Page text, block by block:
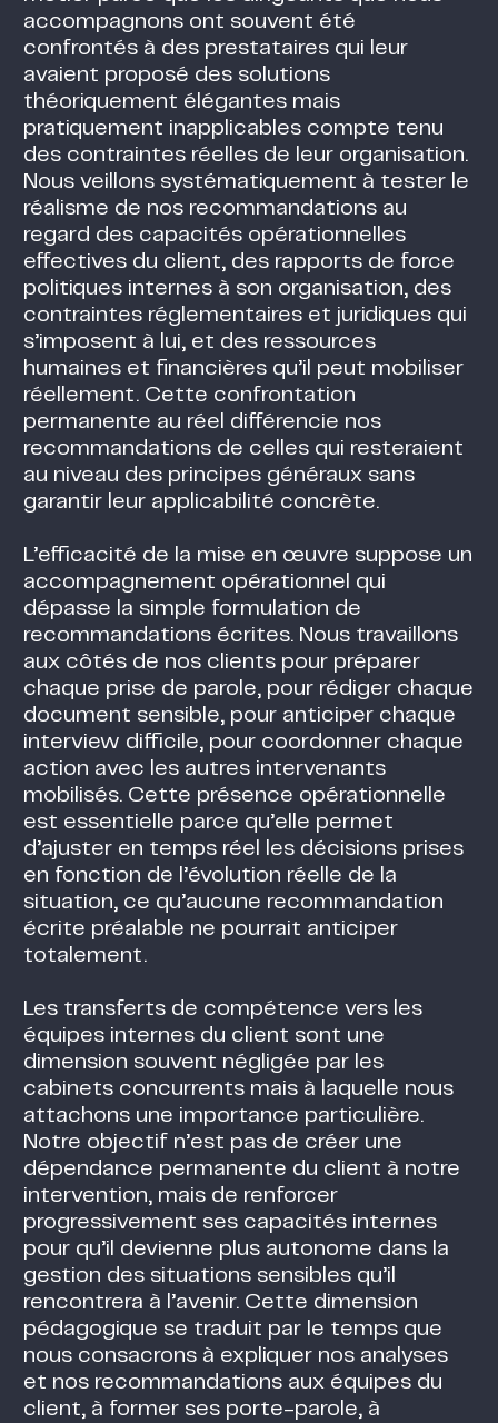
accompagnons ont souvent été
confrontés à des prestataires qui leur
avaient proposé des solutions
théoriquement élégantes mais
pratiquement inapplicables compte tenu
des contraintes réelles de leur organisation.
Nous veillons systématiquement à tester le
réalisme de nos recommandations au
regard des capacités opérationnelles
effectives du client, des rapports de force
politiques internes à son organisation, des
contraintes réglementaires et juridiques qui
s’imposent à lui, et des ressources
humaines et financières qu’il peut mobiliser
réellement. Cette confrontation
permanente au réel différencie nos
recommandations de celles qui resteraient
au niveau des principes généraux sans
garantir leur applicabilité concrète.
L’efficacité de la mise en œuvre suppose un
accompagnement opérationnel qui
dépasse la simple formulation de
recommandations écrites. Nous travaillons
aux côtés de nos clients pour préparer
chaque prise de parole, pour rédiger chaque
document sensible, pour anticiper chaque
interview difficile, pour coordonner chaque
action avec les autres intervenants
mobilisés. Cette présence opérationnelle
est essentielle parce qu’elle permet
d’ajuster en temps réel les décisions prises
en fonction de l’évolution réelle de la
situation, ce qu’aucune recommandation
écrite préalable ne pourrait anticiper
totalement.
Les transferts de compétence vers les
équipes internes du client sont une
dimension souvent négligée par les
cabinets concurrents mais à laquelle nous
attachons une importance particulière.
Notre objectif n’est pas de créer une
dépendance permanente du client à notre
intervention, mais de renforcer
progressivement ses capacités internes
pour qu’il devienne plus autonome dans la
gestion des situations sensibles qu’il
rencontrera à l’avenir. Cette dimension
pédagogique se traduit par le temps que
nous consacrons à expliquer nos analyses
et nos recommandations aux équipes du
client, à former ses porte-parole, à